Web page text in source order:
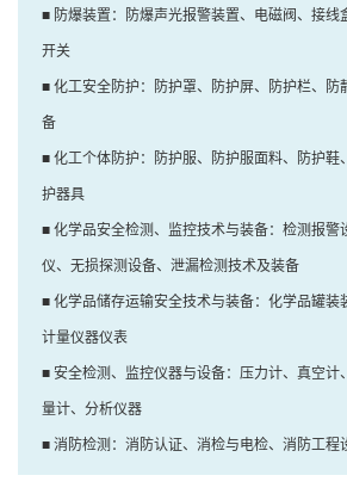
■ 防爆装置：防爆声光报警装置、电磁阀、接线
开关
■ 化工安全防护：防护罩、防护屏、防护栏、防
备
■ 化工个体防护：防护服、防护服面料、防护鞋
护器具
■ 化学品安全检测、监控技术与装备：检测报警
仪、无损探测设备、泄漏检测技术及装备
■ 化学品储存运输安全技术与装备：化学品罐装
计量仪器仪表
■ 安全检测、监控仪器与设备：压力计、真空计
量计、分析仪器
■ 消防检测：消防认证、消检与电检、消防工程